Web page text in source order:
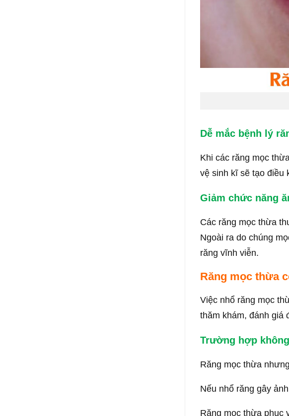
Dễ mắc bệnh lý
Khi các răng mọc
vệ sinh kĩ sẽ tạo điều
Giảm chức năng
Các răng mọc thừa
Ngoài ra do chúng
răng vĩnh viễn.
Răng mọc thừa
Việc nhổ răng mọc
thăm khám, đánh giá
Trường hợp
Răng mọc thừa
Nếu nhổ răng gây
Răng mọc thừa phục